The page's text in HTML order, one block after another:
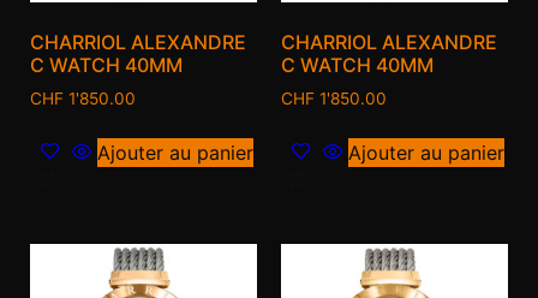
CHARRIOL ALEXANDRE
C WATCH 40MM
CHF 1'850.00
Ajouter au panier
CHARRIOL ALEXANDRE
C WATCH 40MM
CHF 1'850.00
Ajouter au panier